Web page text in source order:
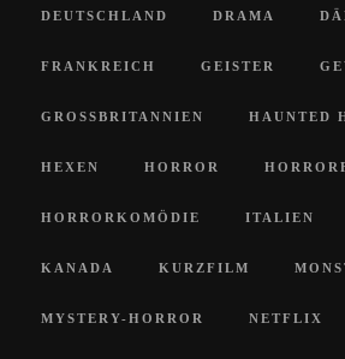
DEUTSCHLAND DRAMA
FRANKREICH GEISTER
GROSSBRITANNIEN HAUNTED
HEXEN HORROR
HORRORKOMÖDIE ITALIEN
KANADA KURZFILM
MYSTERY-HORROR NETFLIX